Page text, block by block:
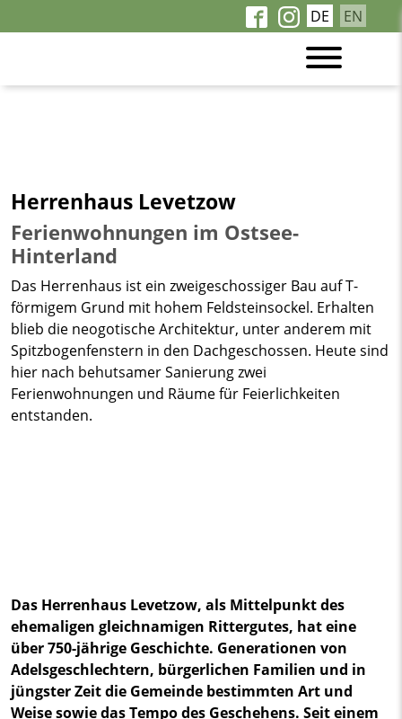
DE EN
Herrenhaus Levetzow
Ferienwohnungen im Ostsee-
Hinterland
Das Herrenhaus ist ein zweigeschossiger Bau auf T-
förmigem Grund mit hohem Feldsteinsockel. Erhalten
blieb die neogotische Architektur, unter anderem mit
Spitzbogenfenstern in den Dachgeschossen. Heute sind
hier nach behutsamer Sanierung zwei
Ferienwohnungen und Räume für Feierlichkeiten
entstanden.
Das Herrenhaus Levetzow, als Mittelpunkt des
ehemaligen gleichnamigen Rittergutes, hat eine
über 750-jährige Geschichte. Generationen von
Adelsgeschlechtern, bürgerlichen Familien und in
jüngster Zeit die Gemeinde bestimmten Art und
Weise sowie das Tempo des Geschehens. Seit einem